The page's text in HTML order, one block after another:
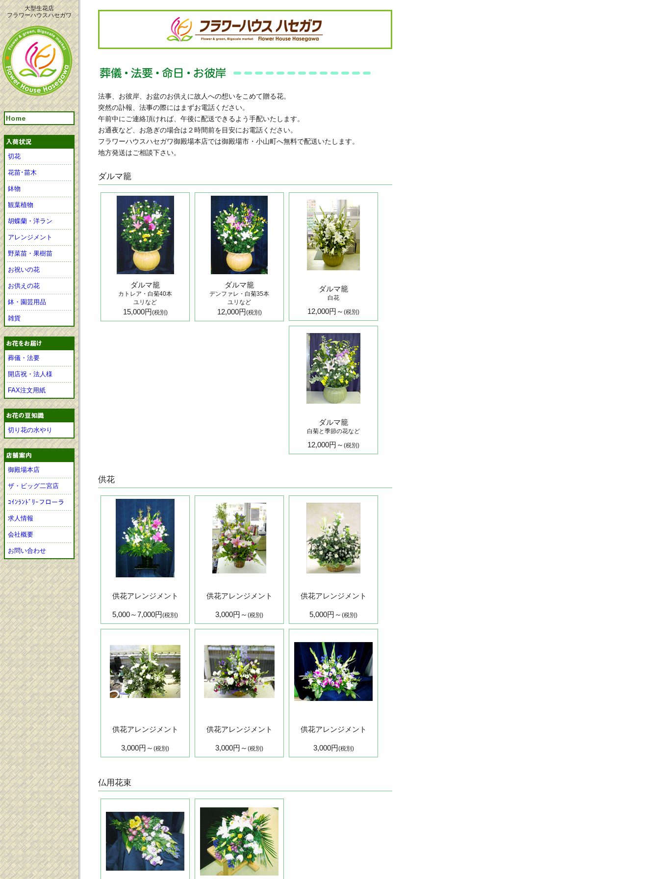
大型生花店
フラワーハウスハセガワ
切花
花苗･苗木
鉢物
観葉植物
胡蝶蘭・洋ラン
アレンジメント
野菜苗・果樹苗
お祝いの花
お供えの花
鉢・園芸用品
雑貨
葬儀・法要
開店祝・法人様
FAX注文用紙
切り花の水やり
御殿場本店
ザ・ビッグ二宮店
ｺｲﾝﾗﾝﾄﾞﾘｰフローラ
求人情報
会社概要
お問い合わせ
法事、お彼岸、お盆のお供えに故人への想いをこめて贈る花。
突然の訃報、法事の際にはまずお電話ください。
午前中にご連絡頂ければ、午後に配送できるよう手配いたします。
お通夜など、お急ぎの場合は２時間前を目安にお電話ください。
フラワーハウスハセガワ御殿場本店では御殿場市・小山町へ無料で配送いたします。
地方発送はご相談下さい。
ダルマ籠
ダルマ籠
カトレア・白菊40本
ユリなど
15,000円(税別)
ダルマ籠
デンファレ・白菊35本
ユリなど
12,000円(税別)
ダルマ籠
白花
12,000円～ (税別)
ダルマ籠
白菊と季節の花など
12,000円～ (税別)
供花
供花アレンジメント
5,000～7,000円(税別)
供花アレンジメント
3,000円～ (税別)
供花アレンジメント
5,000円～ (税別)
供花アレンジメント
3,000円～ (税別)
供花アレンジメント
3,000円～ (税別)
供花アレンジメント
3,000円(税別)
仏用花束